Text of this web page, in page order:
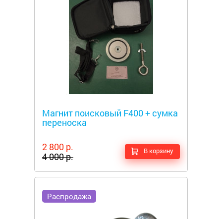
Магнит поисковый F400 + сумка
переноска
2 800 р.
4 000 р.
В корзину
Распродажа